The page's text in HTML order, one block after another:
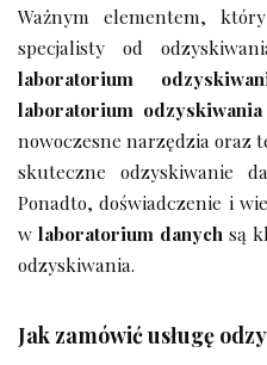
Ważnym elementem,
specjalisty od
laboratorium
laboratorium odzyskiwania
nowoczesne narzędzia oraz
skuteczne odzyskiwanie
Ponadto, doświadczenie i
w laboratorium danych są
odzyskiwania.
Jak zamówić usługę